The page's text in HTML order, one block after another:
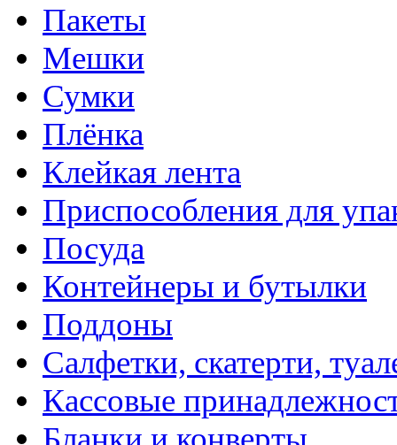
Пакеты
Мешки
Сумки
Плёнка
Клейкая лента
Приспособления для
Посуда
Контейнеры и бутылки
Поддоны
Салфетки, скатерти,
Кассовые